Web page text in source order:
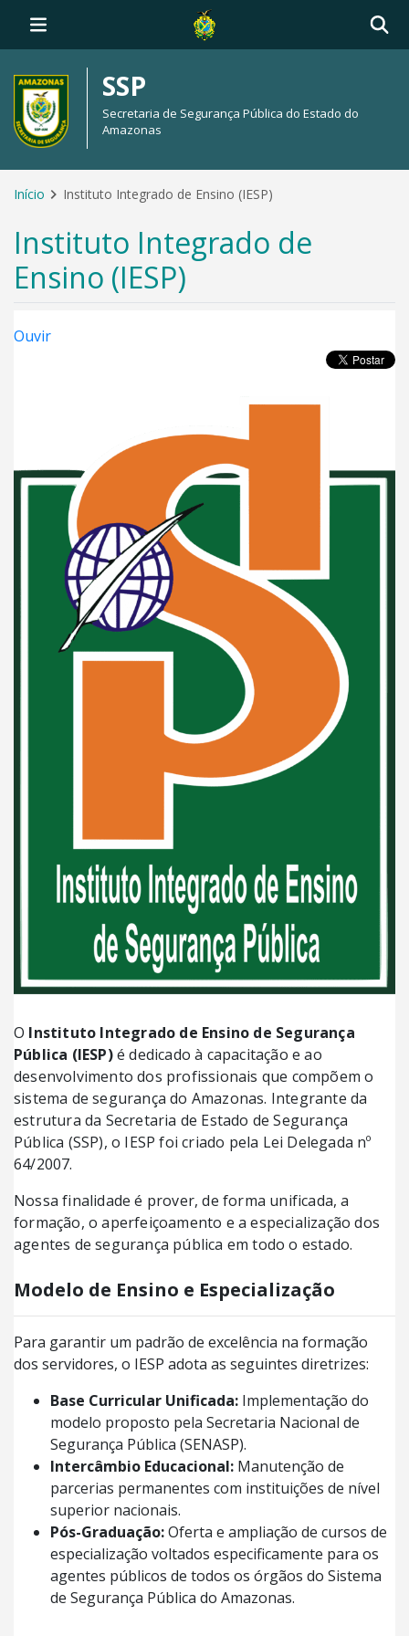
SSP
Secretaria de Segurança Pública do Estado do
Amazonas
Início Instituto Integrado de Ensino (IESP)
Instituto Integrado de
Ensino (IESP)
Ouvir
O Instituto Integrado de Ensino de Segurança
Pública (IESP)é dedicado à capacitação e ao
desenvolvimento dos profissionais que compõem o
sistema de segurança do Amazonas. Integrante da
estrutura da Secretaria de Estado de Segurança
Pública (SSP), o IESP foi criado pela Lei Delegada nº
64/2007.
Nossa finalidade é prover, de forma unificada, a
formação, o aperfeiçoamento e a especialização dos
agentes de segurança pública em todo o estado.
Modelo de Ensino e Especialização
Para garantir um padrão de excelência na formação
dos servidores, o IESP adota as seguintes diretrizes:
Base Curricular Unificada: Implementação do
modelo proposto pela Secretaria Nacional de
Segurança Pública (SENASP).
Intercâmbio Educacional: Manutenção de
parcerias permanentes com instituições de nível
superior nacionais.
Pós-Graduação:Oferta e ampliação de cursos de
especialização voltados especificamente para os
agentes públicos de todos os órgãos do Sistema
de Segurança Pública do Amazonas.